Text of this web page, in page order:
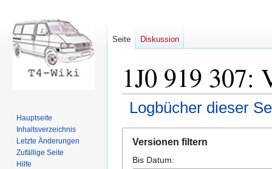
1J0 919 307:
Logbücher dieser
Navigation
springen
Suche
springen
Versionen filtern
Bis Datum:
Seite Diskussion
Hauptseite
Inhaltsverzeichnis
Letzte Änderungen
Zufällige Seite
Hilfe